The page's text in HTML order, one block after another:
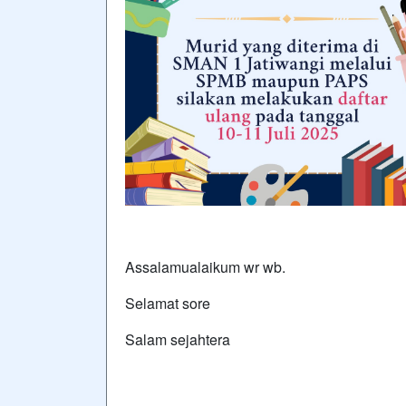
Assalamualaikum wr wb.
Selamat sore
Salam sejahtera